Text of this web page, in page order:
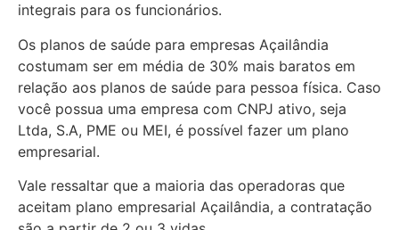
integrais para os funcionários.
Os planos de saúde para empresas Açailândia
costumam ser em média de 30% mais baratos em
relação aos planos de saúde para pessoa física. Caso
você possua uma empresa com CNPJ ativo, seja
Ltda, S.A, PME ou MEI, é possível fazer um plano
empresarial.
Vale ressaltar que a maioria das operadoras que
aceitam plano empresarial Açailândia, a contratação